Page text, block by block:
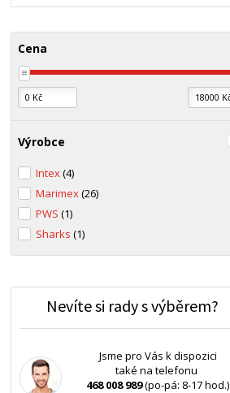
Cena
Výrobce
Intex(4)
Marimex(26)
PWS(1)
Sharks(1)
Nevíte si rady s výběrem?
Jsme pro Vás k dispozici
také na telefonu
468 008 989(po-pá: 8-17 hod.)